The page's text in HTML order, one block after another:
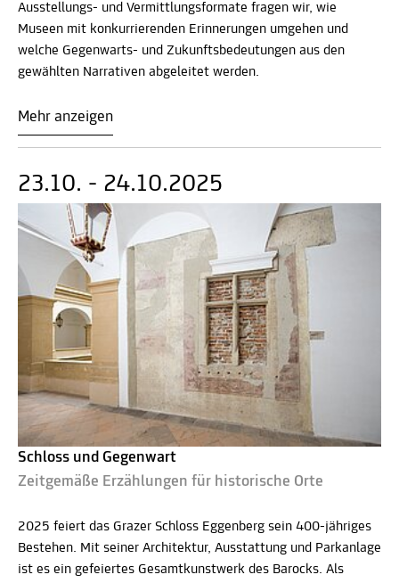
Ausstellungs- und Vermittlungsformate fragen wir, wie
Museen mit konkurrierenden Erinnerungen umgehen und
welche Gegenwarts- und Zukunftsbedeutungen aus den
gewählten Narrativen abgeleitet werden.
Mehr anzeigen
23.10. - 24.10.2025
Schloss und Gegenwart
Zeitgemäße Erzählungen für historische Orte
2025 feiert das Grazer Schloss Eggenberg sein 400-jähriges
Bestehen. Mit seiner Architektur, Ausstattung und Parkanlage
ist es ein gefeiertes Gesamtkunstwerk des Barocks. Als